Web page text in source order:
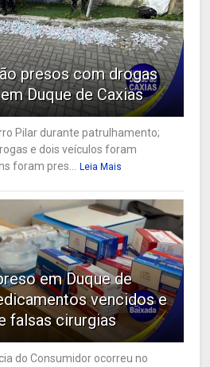
presos com drogas
Duque de Caxias
Pilar durante patrulhamento;
e dois veículos foram
foram pres...
Leia Mais
em Duque de
vencidos e
falsas cirurgias
do Consumidor ocorreu no